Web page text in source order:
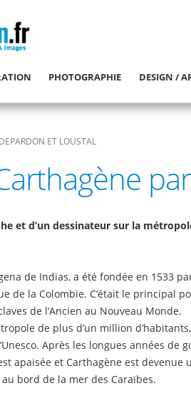
PHOTOGRAPHIE DESIGN /
ET LOUSTAL
et d’un dessinateur sur la
de Indias, a été fondée en 1533
de la Colombie. C’était le principal
de l’Ancien au Nouveau Monde.
de plus d’un million d’habitants,
Après les longues années de
apaisée et Carthagène est devenue
bord de la mer des Caraïbes.